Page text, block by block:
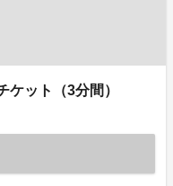
ケット（3分間）